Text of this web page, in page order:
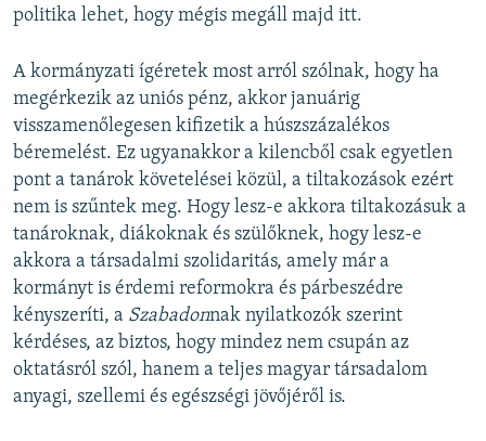
politika lehet, hogy mégis megáll majd itt.
A kormányzati ígéretek most arról szólnak, hogy ha
megérkezik az uniós pénz, akkor januárig
visszamenőlegesen kifizetik a húszszázalékos
béremelést. Ez ugyanakkor a kilencből csak egyetlen
pont a tanárok követelései közül, a tiltakozások ezért
nem is szűntek meg. Hogy lesz-e akkora tiltakozásuk a
tanároknak, diákoknak és szülőknek, hogy lesz-e
akkora a társadalmi szolidaritás, amely már a
kormányt is érdemi reformokra és párbeszédre
kényszeríti, a Szabadonnak nyilatkozók szerint
kérdéses, az biztos, hogy mindez nem csupán az
oktatásról szól, hanem a teljes magyar társadalom
anyagi, szellemi és egészségi jövőjéről is.